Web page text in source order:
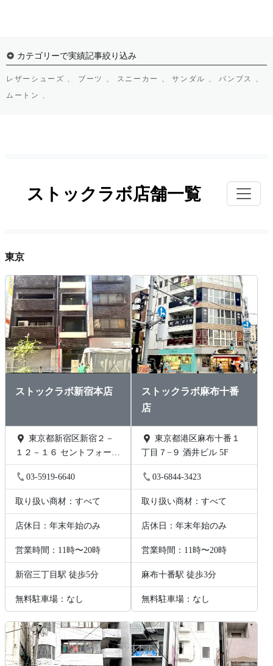
カテゴリーで実績記事絞り込み
レザーシューズ 、 ブーツ 、 スニーカー 、 サンダル 、
パンプス 、
ムートン 、
ストックラボ店舗一覧
東京
ストックラボ新宿本店
１２－１６ セントフォービ
ル２０３
03-5919-6640
取り扱い商材：すべて
店休日：年末年始のみ
営業時間：11時〜20時
新宿三丁目駅 徒歩5分
無料駐車場：なし
ストックラボ麻布十番
店
東京都港区麻布十番１
丁目７−９ 酒井ビル 5F
03-6844-3423
取り扱い商材：すべて
店休日：年末年始のみ
営業時間：11時〜20時
麻布十番駅 徒歩3分
無料駐車場：なし